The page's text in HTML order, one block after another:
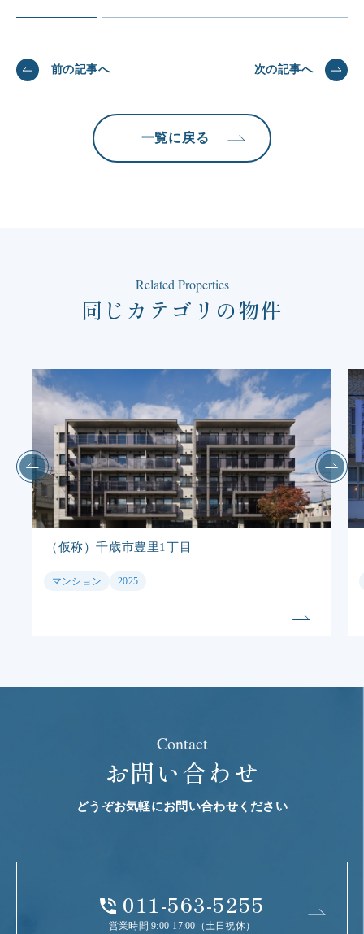
前の記事へ
一覧に戻る
次の記事へ
Related Properties
同じカテゴリの物件
（仮称）南11条西18丁目MS
マンション 2025
Contact
お問い合わせ
どうぞお気軽にお問い合わせください
011-563-5255
営業時間 9:00-17:00（土日祝休）